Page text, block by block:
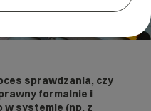
sprawdzania, czy
formalnie i
w systemie (np. z